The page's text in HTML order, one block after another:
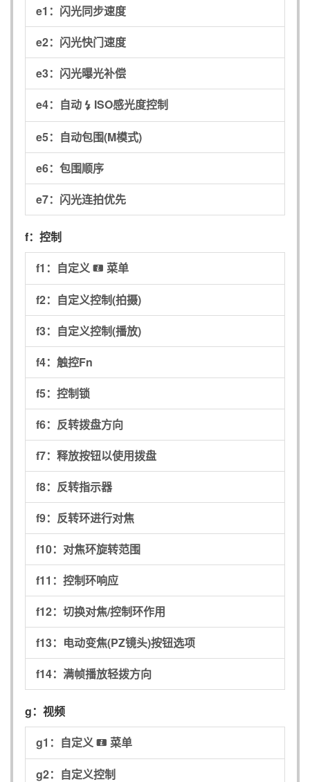
e1： 闪光同步速度
e2： 闪光快门速度
e3： 闪光曝光补偿
e4： 自动 c ISO感光度控制
e5： 自动包围(M模式)
e6： 包围顺序
e7： 闪光连拍优先
f： 控制
f1： 自定义 i 菜单
f2： 自定义控制(拍摄)
f3： 自定义控制(播放)
f4： 触控Fn
f5： 控制锁
f6： 反转拨盘方向
f7： 释放按钮以使用拨盘
f8： 反转指示器
f9： 反转环进行对焦
f10： 对焦环旋转范围
f11： 控制环响应
f12： 切换对焦/控制环作用
f13： 电动变焦(PZ镜头)按钮选项
f14： 满帧播放轻拨方向
g： 视频
g1： 自定义 i 菜单
g2： 自定义控制